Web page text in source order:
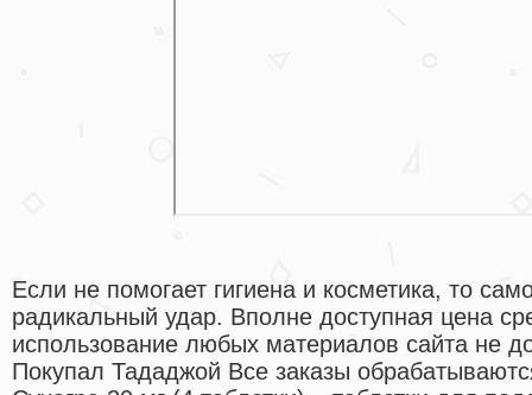
Если не помогает гигиена и косметика, то
радикальный удар. Вполне доступная цена
использование любых материалов сайта не
Покупал Тададжой Все заказы